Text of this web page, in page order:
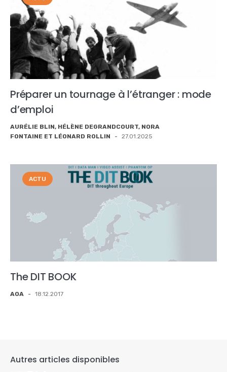
Préparer un tournage à l’étranger : mode
d’emploi
AURÉLIE BLIN, HÉLÈNE DEGRANDCOURT, NORA
FONTAINE ET LÉONARD ROLLIN
- 27.01.2025
ACTU
The DIT BOOK
AOA - 18.12.2017
Autres articles disponibles